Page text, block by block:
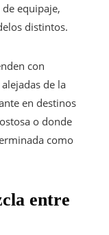
equipaje,
distintos.
con
de la
en destinos
o donde
como
entre